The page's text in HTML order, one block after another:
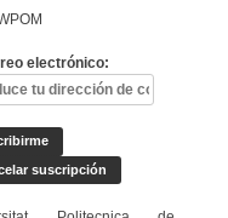
electrónico: